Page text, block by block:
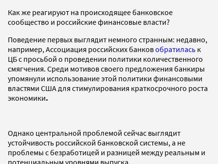
Как же реагируют на происходящее банковское
сообщество и российские финансовые власти?
Поведение первых выглядит немного странным: недавно,
например, Ассоциация российских банковобратилась к
ЦБ с просьбой о проведении политики количественного
смягчения. Среди мотивов своего предложения банкиры
упомянули использование этой политики финансовыми
властями США для стимулирования краткосрочного роста
экономики.
Однако центральной проблемой сейчас выглядит
устойчивость российской банковской системы, а не
проблемы с безработицей и разницей между реальным и
потенциальным уровнями выпуска.